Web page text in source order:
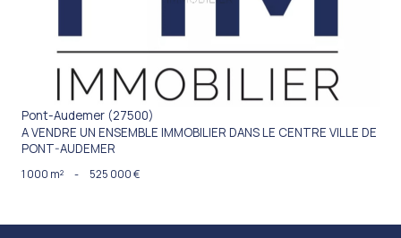
Pont-Audemer (27500)
A VENDRE UN ENSEMBLE IMMOBILIER DANS LE CENTRE VILLE DE
PONT-AUDEMER
1 000 m² - 525 000 €